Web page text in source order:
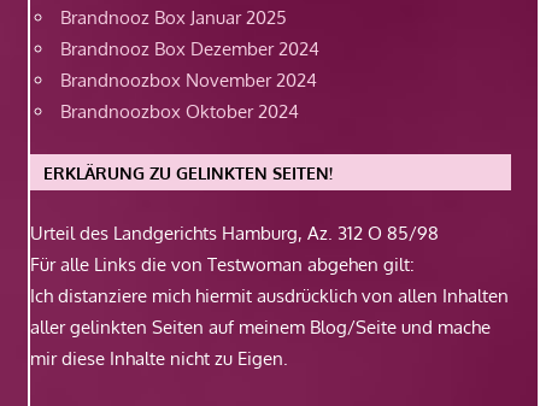
Brandnooz Box Januar 2025
Brandnooz Box Dezember 2024
Brandnoozbox November 2024
Brandnoozbox Oktober 2024
ERKLÄRUNG ZU GELINKTEN SEITEN!
Urteil des Landgerichts Hamburg, Az. 312 O 85/98
Für alle Links die von Testwoman abgehen gilt:
Ich distanziere mich hiermit ausdrücklich von allen Inhalten
aller gelinkten Seiten auf meinem Blog/Seite und mache
mir diese Inhalte nicht zu Eigen.